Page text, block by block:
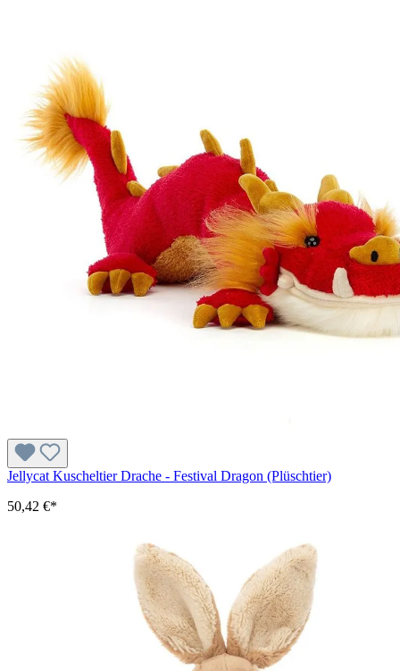
Jellycat Kuscheltier Drache - Festival Dragon (Plüschtier)
50,42 €*